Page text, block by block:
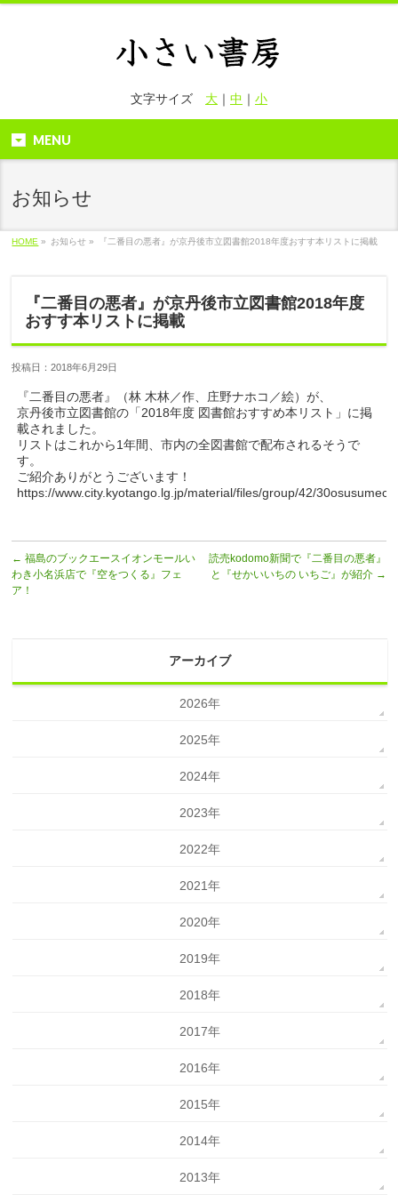
文字サイズ 大｜ 中 ｜ 小
MENU
お知らせ
HOME » お知らせ » 『二番目の悪者』が京丹後市立図書館2018年度おすす本リストに掲載
『二番目の悪者』が京丹後市立図書館2018年度
おすす本リストに掲載
投稿日：2018年6月29日
『二番目の悪者』（林 木林／作、庄野ナホコ／絵）が、
京丹後市立図書館の「2018年度 図書館おすすめ本リスト」に掲
載されました。
リストはこれから1年間、市内の全図書館で配布されるそうで
す。
ご紹介ありがとうございます！
https://www.city.kyotango.lg.jp/material/files/group/42/
← 福島のブックエースイオンモールい
わき小名浜店で『空をつくる』フェ
ア！
読売kodomo新聞で『二番目の悪者』
と『せかいいちの いちご』が紹介 →
アーカイブ
2026年
2025年
2024年
2023年
2022年
2021年
2020年
2019年
2018年
2017年
2016年
2015年
2014年
2013年